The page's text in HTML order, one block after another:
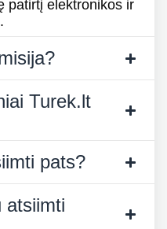
patirtį elektronikos ir
Turek.lt
pats?
atsiimti